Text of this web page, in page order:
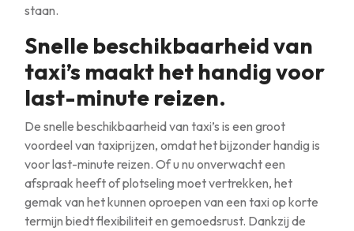
staan.
Snelle beschikbaarheid van
taxi’s maakt het handig voor
last-minute reizen.
De snelle beschikbaarheid van taxi’s is een groot
voordeel van taxiprijzen, omdat het bijzonder handig is
voor last-minute reizen. Of u nu onverwacht een
afspraak heeft of plotseling moet vertrekken, het
gemak van het kunnen oproepen van een taxi op korte
termijn biedt flexibiliteit en gemoedsrust. Dankzij de